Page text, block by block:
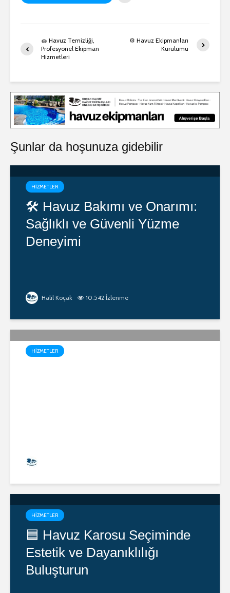
🧽 Havuz Temizliği,
Profesyonel Ekipman
Hizmetleri
⚙️ Havuz Ekipmanları
Kurulumu
Şunlar da hoşunuza gidebilir
HIZMETLER
🛠️ Havuz Bakımı ve Onarımı:
Sağlıklı ve Güvenli Yüzme
Deneyimi
Halil Koçak 10.542 İzlenme
HIZMETLER
HIZMETLER
🟦 Havuz Karosu Seçiminde
Estetik ve Dayanıklılığı
Buluşturun